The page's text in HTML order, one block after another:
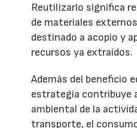
Reutilizarlo significa
de materiales
destinado a acopio y
recursos ya extraídos.
Además del beneficio
estrategia contribuye
ambiental de la
transporte, el